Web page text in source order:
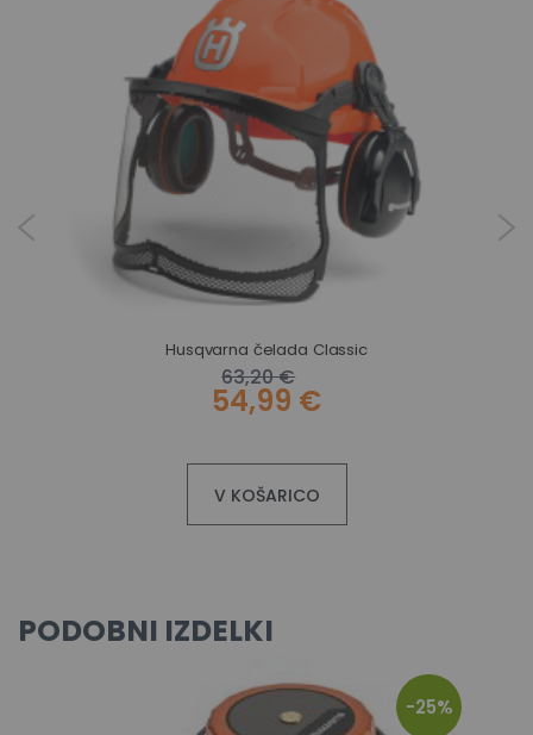
Husqvarna čelada Classic
63,20 €
54,99 €
V KOŠARICO
PODOBNI IZDELKI
-25%